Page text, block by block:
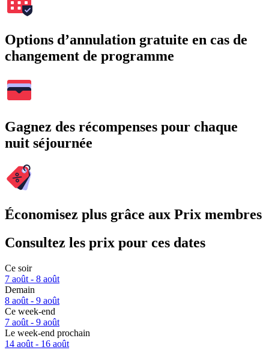
Options d’annulation gratuite en cas de
changement de programme
Gagnez des récompenses pour chaque
nuit séjournée
Économisez plus grâce aux Prix membres
Consultez les prix pour ces dates
Ce soir
7 août - 8 août
Demain
8 août - 9 août
Ce week-end
7 août - 9 août
Le week-end prochain
14 août - 16 août